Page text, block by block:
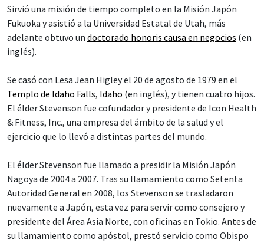
Sirvió una misión de tiempo completo en la Misión Japón
Fukuoka y asistió a la Universidad Estatal de Utah, más
adelante obtuvo un doctorado honoris causa en negocios (en
inglés).
Se casó con Lesa Jean Higley el 20 de agosto de 1979 en el
Templo de Idaho Falls, Idaho (en inglés), y tienen cuatro hijos.
El élder Stevenson fue cofundador y presidente de Icon Health
& Fitness, Inc., una empresa del ámbito de la salud y el
ejercicio que lo llevó a distintas partes del mundo.
El élder Stevenson fue llamado a presidir la Misión Japón
Nagoya de 2004 a 2007. Tras su llamamiento como Setenta
Autoridad General en 2008, los Stevenson se trasladaron
nuevamente a Japón, esta vez para servir como consejero y
presidente del Área Asia Norte, con oficinas en Tokio. Antes de
su llamamiento como apóstol, prestó servicio como Obispo